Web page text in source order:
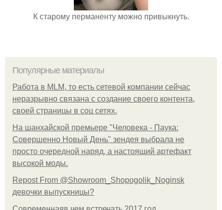
К старому перманенту можно привыкнуть.
Популярные материалы
Работа в MLM, то есть сетевой компании сейчас
неразрывно связана с создание своего контента,
своей страницы в соц сетях.
На шанхайской премьере "Человека - Паука:
Совершенно Новый День" зендея выбрала не
просто очередной наряд, а настоящий артефакт
высокой моды.
Repost From @Showroom_Shopogolik_Noginsk
девочки выпускницы?